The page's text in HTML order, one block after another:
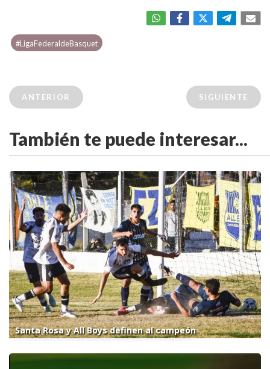
#LigaFederaldeBasquet
ANTERIOR SIGUIENTE
También te puede interesar...
Santa Rosa y All Boys definen al campeón